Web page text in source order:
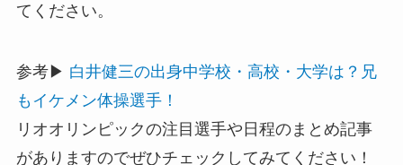
てください。
参考▶ 白井健三の出身中学校・高校・大学は？兄
もイケメン体操選手！
リオオリンピックの注目選手や日程のまとめ記事
がありますのでぜひチェックしてみてください！